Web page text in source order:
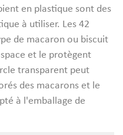
en plastique sont des
à utiliser. Les 42
de macaron ou biscuit
et le protègent
transparent peut
des macarons et le
à l'emballage de